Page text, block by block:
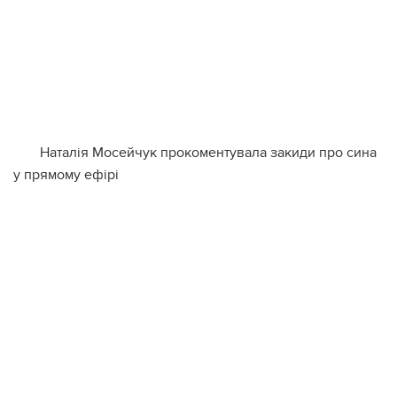
Наталія Мосейчук прокоментувала закиди про сина
у прямому ефірі